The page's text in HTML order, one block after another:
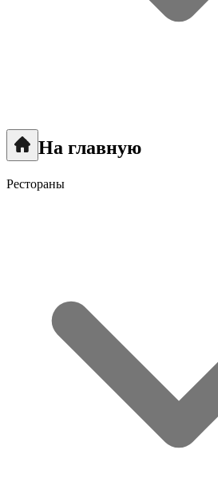
На главную
Рестораны